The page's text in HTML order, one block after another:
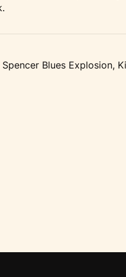
Blues Explosion,